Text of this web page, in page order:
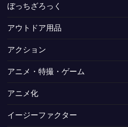
ぼっちざろっく
アウトドア用品
アクション
アニメ・特撮・ゲーム
アニメ化
イージーファクター